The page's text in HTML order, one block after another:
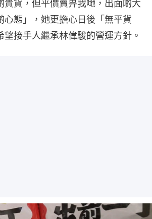
貴貨，但平價賣畀我哋，出面啲大
心態」，她更擔心日後「無平貨
望接手人繼承林偉駿的營運方針。